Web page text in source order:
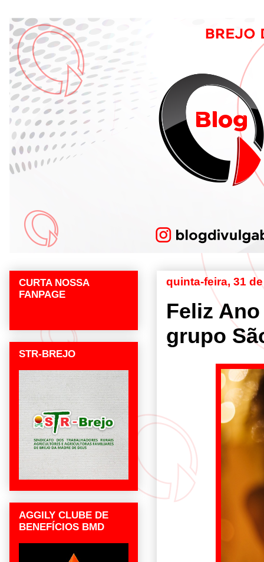
quinta-feira, 31
Feliz
grupo
CURTA NOSSA
FANPAGE
STR-BREJO
AGGILY CLUBE DE
BENEFÍCIOS BMD